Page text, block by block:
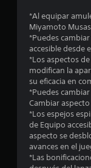
*Al equipar
Miyamoto
*Puedes
accesible desde
*Los aspectos
modifican la
su eficacia en
*Puedes
Cambiar
*Los espejos
de Equipo
aspecto se
avances en el
*Las